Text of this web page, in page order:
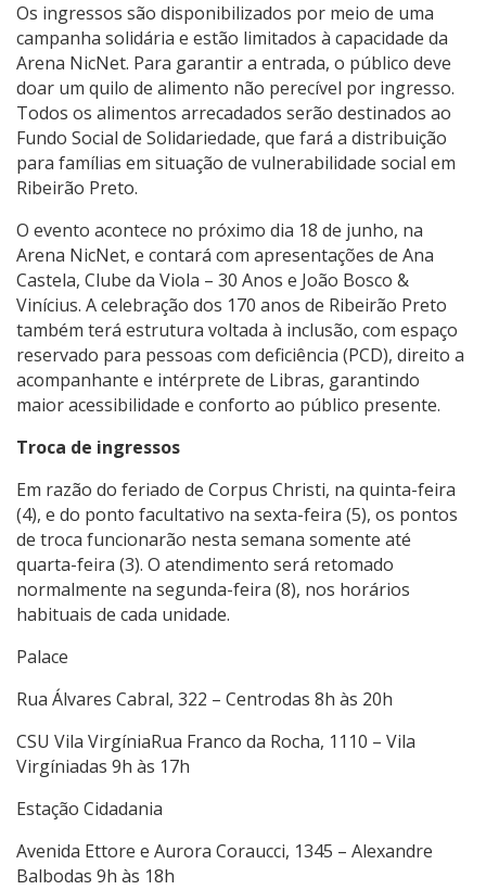
Os ingressos são disponibilizados por meio de uma
campanha solidária e estão limitados à capacidade da
Arena NicNet. Para garantir a entrada, o público deve
doar um quilo de alimento não perecível por ingresso.
Todos os alimentos arrecadados serão destinados ao
Fundo Social de Solidariedade, que fará a distribuição
para famílias em situação de vulnerabilidade social em
Ribeirão Preto.
O evento acontece no próximo dia 18 de junho, na
Arena NicNet, e contará com apresentações de Ana
Castela, Clube da Viola – 30 Anos e João Bosco &
Vinícius. A celebração dos 170 anos de Ribeirão Preto
também terá estrutura voltada à inclusão, com espaço
reservado para pessoas com deficiência (PCD), direito a
acompanhante e intérprete de Libras, garantindo
maior acessibilidade e conforto ao público presente.
Troca de ingressos
Em razão do feriado de Corpus Christi, na quinta-feira
(4), e do ponto facultativo na sexta-feira (5), os pontos
de troca funcionarão nesta semana somente até
quarta-feira (3). O atendimento será retomado
normalmente na segunda-feira (8), nos horários
habituais de cada unidade.
Palace
Rua Álvares Cabral, 322 – Centrodas 8h às 20h
CSU Vila VirgíniaRua Franco da Rocha, 1110 – Vila
Virgíniadas 9h às 17h
Estação Cidadania
Avenida Ettore e Aurora Coraucci, 1345 – Alexandre
Balbodas 9h às 18h